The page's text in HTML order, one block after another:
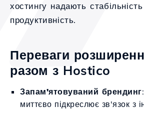
хостингу надають стабільність
продуктивність.
Переваги
разом з Hostico
Запам'ятовуваний брендинг
миттєво підкреслює зв'язок з